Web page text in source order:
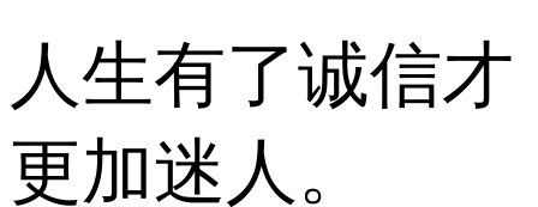
人生有了诚信才
更加迷人。